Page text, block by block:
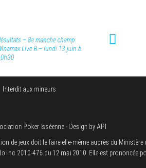
– 8e manche champ.
Live B – lundi 13 juin à
Interdit aux mineurs
Poker Isséenne - Design by API
de jeux doit le faire elle-même auprès du
no 2010-476 du 12 mai 2010. Elle est prononcée